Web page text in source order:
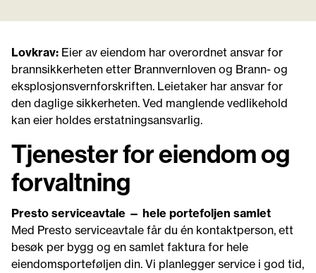
Lovkrav: Eier av eiendom har overordnet ansvar for
brannsikkerheten etter Brannvernloven og Brann- og
eksplosjonsvernforskriften. Leietaker har ansvar for
den daglige sikkerheten. Ved manglende vedlikehold
kan eier holdes erstatningsansvarlig.
Tjenester for eiendom og
forvaltning
Presto serviceavtale — hele portefoljen samlet
Med Presto serviceavtale får du én kontaktperson, ett
besøk per bygg og en samlet faktura for hele
eiendomsporteføljen din. Vi planlegger service i god tid,